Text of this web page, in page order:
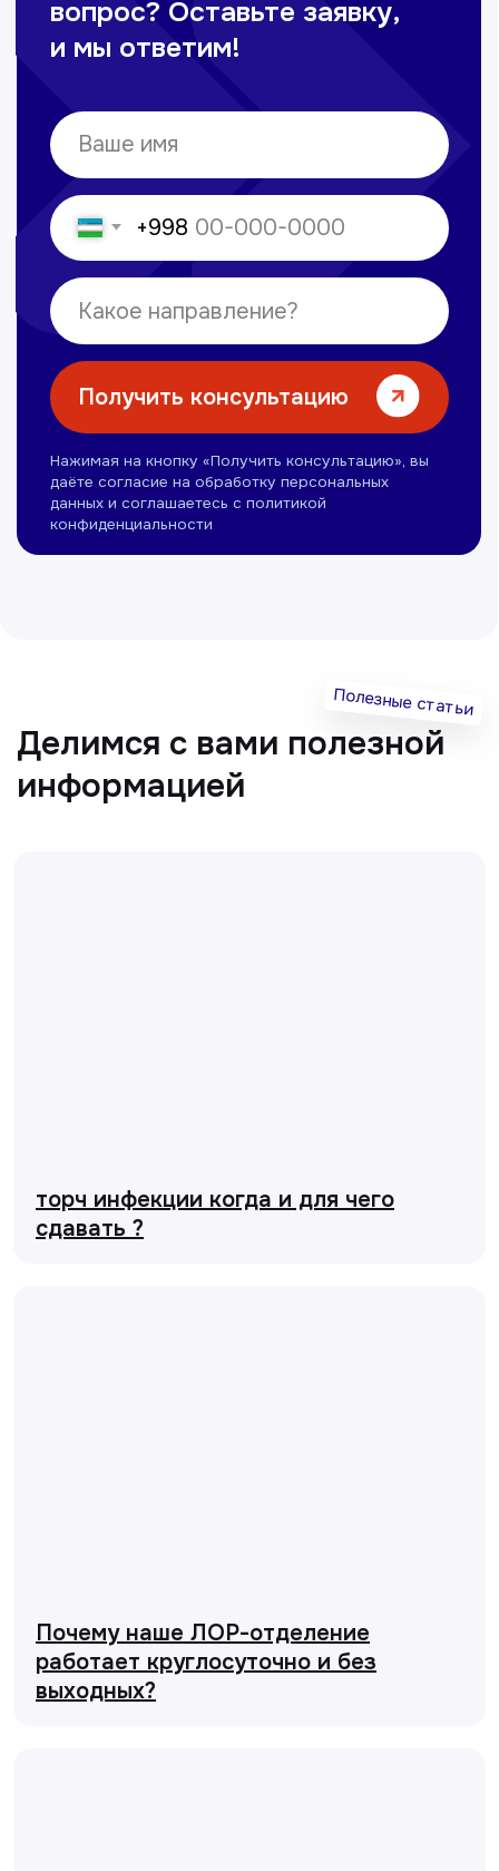
торч инфекции когда и для чего
сдавать ?
Почему наше ЛОР-отделение
работает круглосуточно и без
выходных?